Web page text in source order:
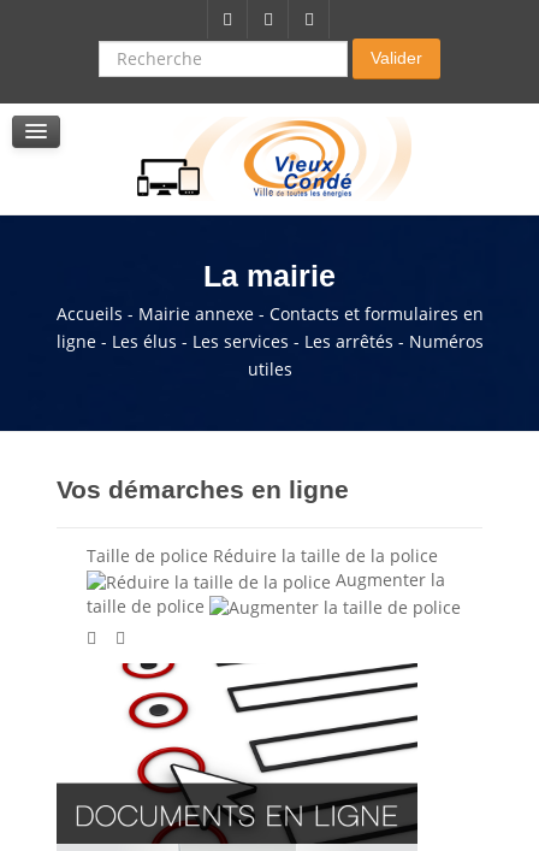
Recherche Valider
La résidence autonomie
Service de soins infirmers à domicile
Service d'aide à domicile
Pole multi services accompagnement seniors
La mairie
Accueils - Mairie annexe - Contacts et formulaires en
ligne - Les élus - Les services - Les arrêtés - Numéros
utiles
Vos démarches en ligne
Taille de police Réduire la taille de la police
Augmenter la
taille de police